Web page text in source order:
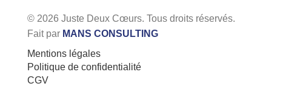
© 2026 Juste Deux Cœurs. Tous droits réservés.
Fait par MANS CONSULTING
Mentions légales
Politique de confidentialité
CGV